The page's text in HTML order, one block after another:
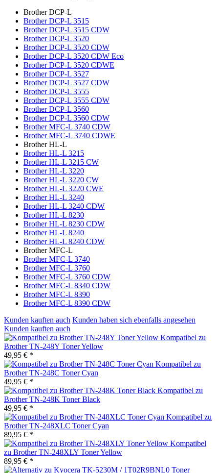
Brother DCP-L
Brother DCP-L 3515
Brother DCP-L 3515 CDW
Brother DCP-L 3520
Brother DCP-L 3520 CDW
Brother DCP-L 3520 CDW Eco
Brother DCP-L 3520 CDWE
Brother DCP-L 3527
Brother DCP-L 3527 CDW
Brother DCP-L 3555
Brother DCP-L 3555 CDW
Brother DCP-L 3560
Brother DCP-L 3560 CDW
Brother MFC-L 3740 CDW
Brother MFC-L 3740 CDWE
Brother HL-L
Brother HL-L 3215
Brother HL-L 3215 CW
Brother HL-L 3220
Brother HL-L 3220 CW
Brother HL-L 3220 CWE
Brother HL-L 3240
Brother HL-L 3240 CDW
Brother HL-L 8230
Brother HL-L 8230 CDW
Brother HL-L 8240
Brother HL-L 8240 CDW
Brother MFC-L
Brother MFC-L 3740
Brother MFC-L 3760
Brother MFC-L 3760 CDW
Brother MFC-L 8340 CDW
Brother MFC-L 8390
Brother MFC-L 8390 CDW
Kunden kauften auch Kunden haben sich ebenfalls angesehen
Kunden kauften auch
Kompatibel zu
Brother TN-248Y Toner Yellow
49,95 € *
Kompatibel zu
Brother TN-248C Toner Cyan
49,95 € *
Kompatibel zu
Brother TN-248K Toner Black
49,95 € *
Kompatibel zu
Brother TN-248XLC Toner Cyan
89,95 € *
Kompatibel
zu Brother TN-248XLY Toner Yellow
89,95 € *